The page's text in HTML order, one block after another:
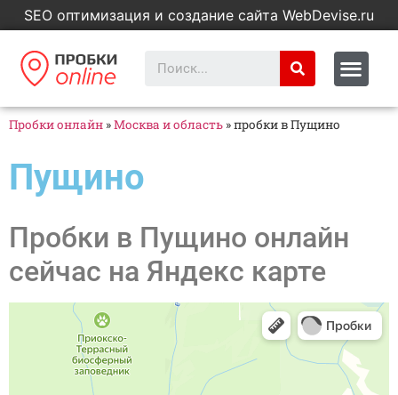
SEO оптимизация и создание сайта WebDevise.ru
Пробки онлайн »Москва и область »пробки в Пущино
Пущино
Пробки в Пущино онлайн
сейчас на Яндекс карте